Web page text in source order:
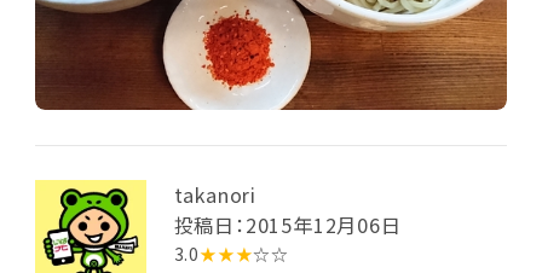
takanori
投稿日：2015年12月06日
3.0★★★☆☆